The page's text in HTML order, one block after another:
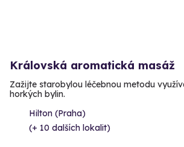
Královská aromatická masáž
Zažijte starobylou léčebnou metodu
horkých bylin.
Hilton (Praha)
(+ 10 dalších lokalit)